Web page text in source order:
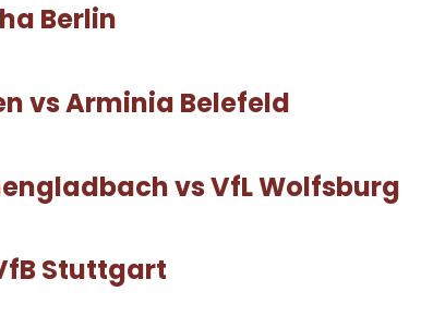
Berlin
vs Arminia Belefeld
vs VfL Wolfsburg
Stuttgart